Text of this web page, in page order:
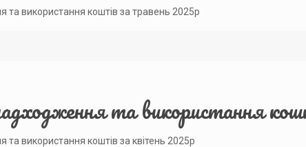
та використання коштів за травень 2025р
та використання
та використання коштів за квітень 2025р